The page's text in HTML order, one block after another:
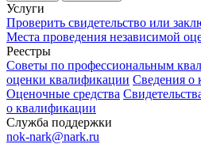
Услуги
Проверить свидетельство или
Места проведения независимой
Реестры
Советы по профессиональным
оценки квалификации Сведения о
Оценочные средства
о квалификации
Служба поддержки
nok-nark@nark.ru